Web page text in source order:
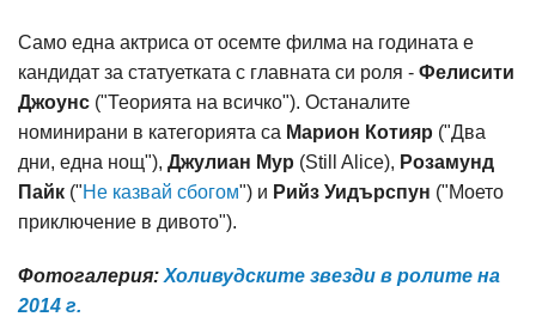
Само една актриса от осемте филма на годината е
кандидат за статуетката с главната си роля - Фелисити
Джоунс ("Теорията на всичко"). Останалите
номинирани в категорията са Марион Котияр ("Два
дни, една нощ"), Джулиан Мур (Still Alice), Розамунд
Пайк ("Не казвай сбогом") и Рийз Уидърспун ("Моето
приключение в дивото").
Фотогалерия: Холивудските звезди в ролите на
2014 г.